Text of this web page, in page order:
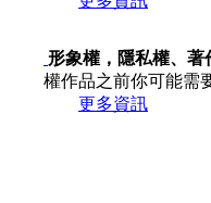
形象權，隱私權、著
權作品之前你可能需
更多資訊